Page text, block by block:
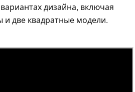
дизайна, включая
и две квадратные модели.